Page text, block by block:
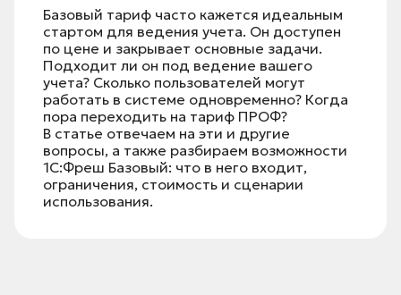
Базовый тариф часто кажется идеальным
стартом для ведения учета. Он доступен
по цене и закрывает основные задачи.
Подходит ли он под ведение вашего
учета? Сколько пользователей могут
работать в системе одновременно? Когда
пора переходить на тариф ПРОФ?
В статье отвечаем на эти и другие
вопросы, а также разбираем возможности
1С:Фреш Базовый: что в него входит,
ограничения, стоимость и сценарии
использования.